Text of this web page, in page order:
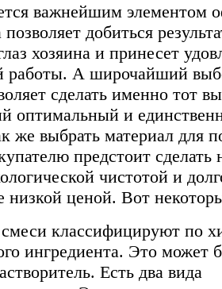
важнейшим элементом
добиться
хозяина и принесет
работы. А широчайший
сделать именно тот
оптимальный и
же выбрать материал для
предстоит сделать
чистотой и
низкой ценой. Вот
классифицируют по
ингредиента. Это может
Есть два вида